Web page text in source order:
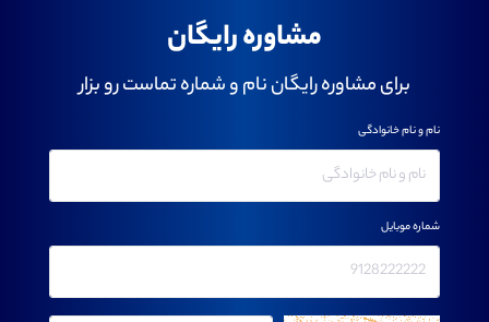
مشاوره رایگان
برای مشاوره رایگان نام و شماره تماست رو بزار
نام و نام خانوادگی
شماره موبایل